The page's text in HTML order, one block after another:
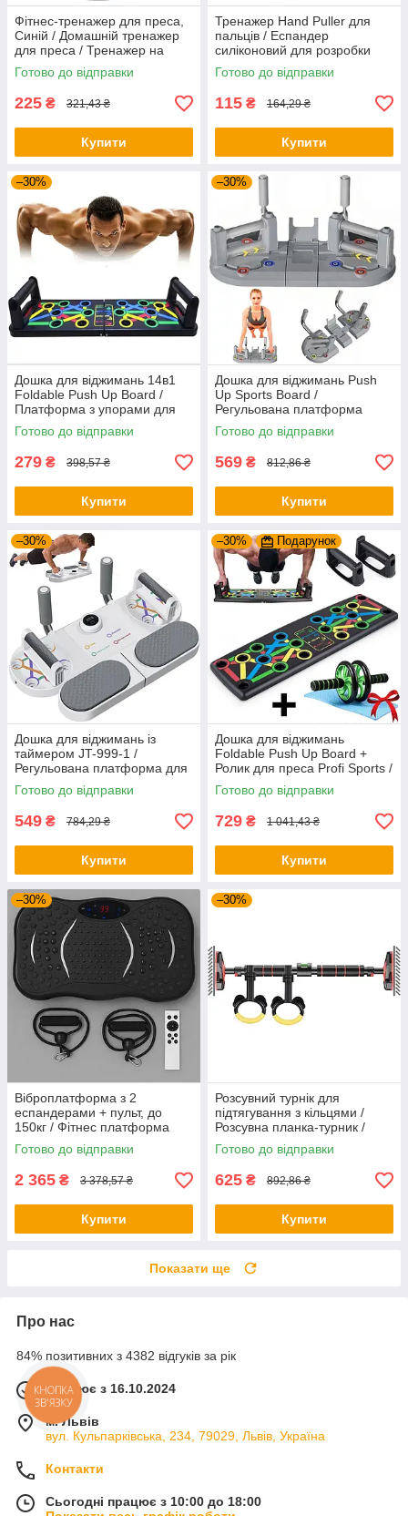
Фітнес-тренажер для преса,
Синій / Домашній тренажер
для преса / Тренажер на
присосках
Готово до відправки
225 ₴ 321,43 ₴
Купити
Тренажер Hand Puller для
пальців / Еспандер
силіконовий для розробки
пальців руки
Готово до відправки
115 ₴ 164,29 ₴
Купити
–30%
Дошка для віджимань 14в1
Foldable Push Up Board /
Платформа з упорами для
віджимань / Тренажер для
віджимання
Готово до відправки
279 ₴ 398,57 ₴
Купити
–30%
Дошка для віджимань Push
Up Sports Board /
Регульована платформа
тренажер для віджимань /
Упори від підлоги
Готово до відправки
569 ₴ 812,86 ₴
Купити
–30%
Дошка для віджимань із
таймером JT-999-1 /
Регульована платформа для
віджимань / Фітнес тренажер
для преса
Готово до відправки
549 ₴ 784,29 ₴
Купити
–30% Подарунок
Дошка для віджимань
Foldable Push Up Board +
Ролик для преса Profi Sports /
Платформа з упорами
Готово до відправки
729 ₴ 1 041,43 ₴
Купити
–30%
Віброплатформа з 2
еспандерами + пульт, до
150кг / Фітнес платформа
для вправ на все тіло
Готово до відправки
2 365 ₴ 3 378,57 ₴
Купити
–30%
Розсувний турнік для
підтягування з кільцями /
Розсувна планка-турник /
Турнік у дверний отвір
Готово до відправки
625 ₴ 892,86 ₴
Купити
Показати ще
Про нас
84% позитивних з 4382 відгуків за рік
Працює з 16.10.2024
м. Львів
вул. Кульпарківська, 234, 79029, Львів, Україна
Контакти
Сьогодні працює з 10:00 до 18:00
КНОПКА
ЗВ'ЯЗКУ